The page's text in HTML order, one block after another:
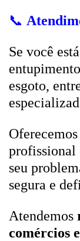
📞
Se você
esgoto,
profissional
seu
segura e
Atendemos
comércios